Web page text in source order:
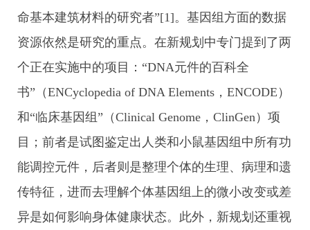
命基本建筑材料的研究者”[1]。基因组方面的数据
资源依然是研究的重点。在新规划中专门提到了两
个正在实施中的项目：“DNA元件的百科全
书”（ENCyclopedia of DNA Elements，ENCODE）
和“临床基因组”（Clinical Genome，ClinGen）项
目；前者是试图鉴定出人类和小鼠基因组中所有功
能调控元件，后者则是整理个体的生理、病理和遗
传特征，进而去理解个体基因组上的微小改变或差
异是如何影响身体健康状态。此外，新规划还重视